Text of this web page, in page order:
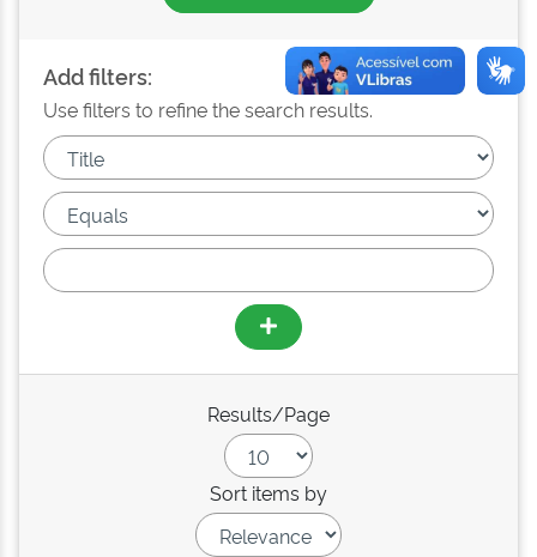
Add filters:
Use filters to refine the search results.
Results/Page
Sort items by